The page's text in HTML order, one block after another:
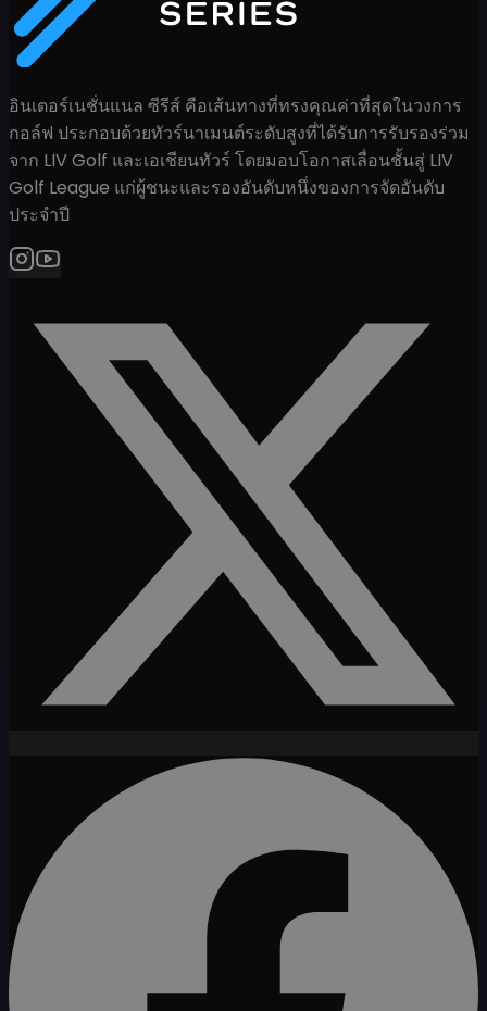
อินเตอร์เนชั่นแนล ซีรีส์ คือเส้นทางที่ทรงคุณค่าที่สุดในวงการ
กอล์ฟ ประกอบด้วยทัวร์นาเมนต์ระดับสูงที่ได้รับการรับรองร่วม
จาก LIV Golf และเอเชียนทัวร์ โดยมอบโอกาสเลื่อนชั้นสู่ LIV
Golf League แก่ผู้ชนะและรองอันดับหนึ่งของการจัดอันดับ
ประจำปี